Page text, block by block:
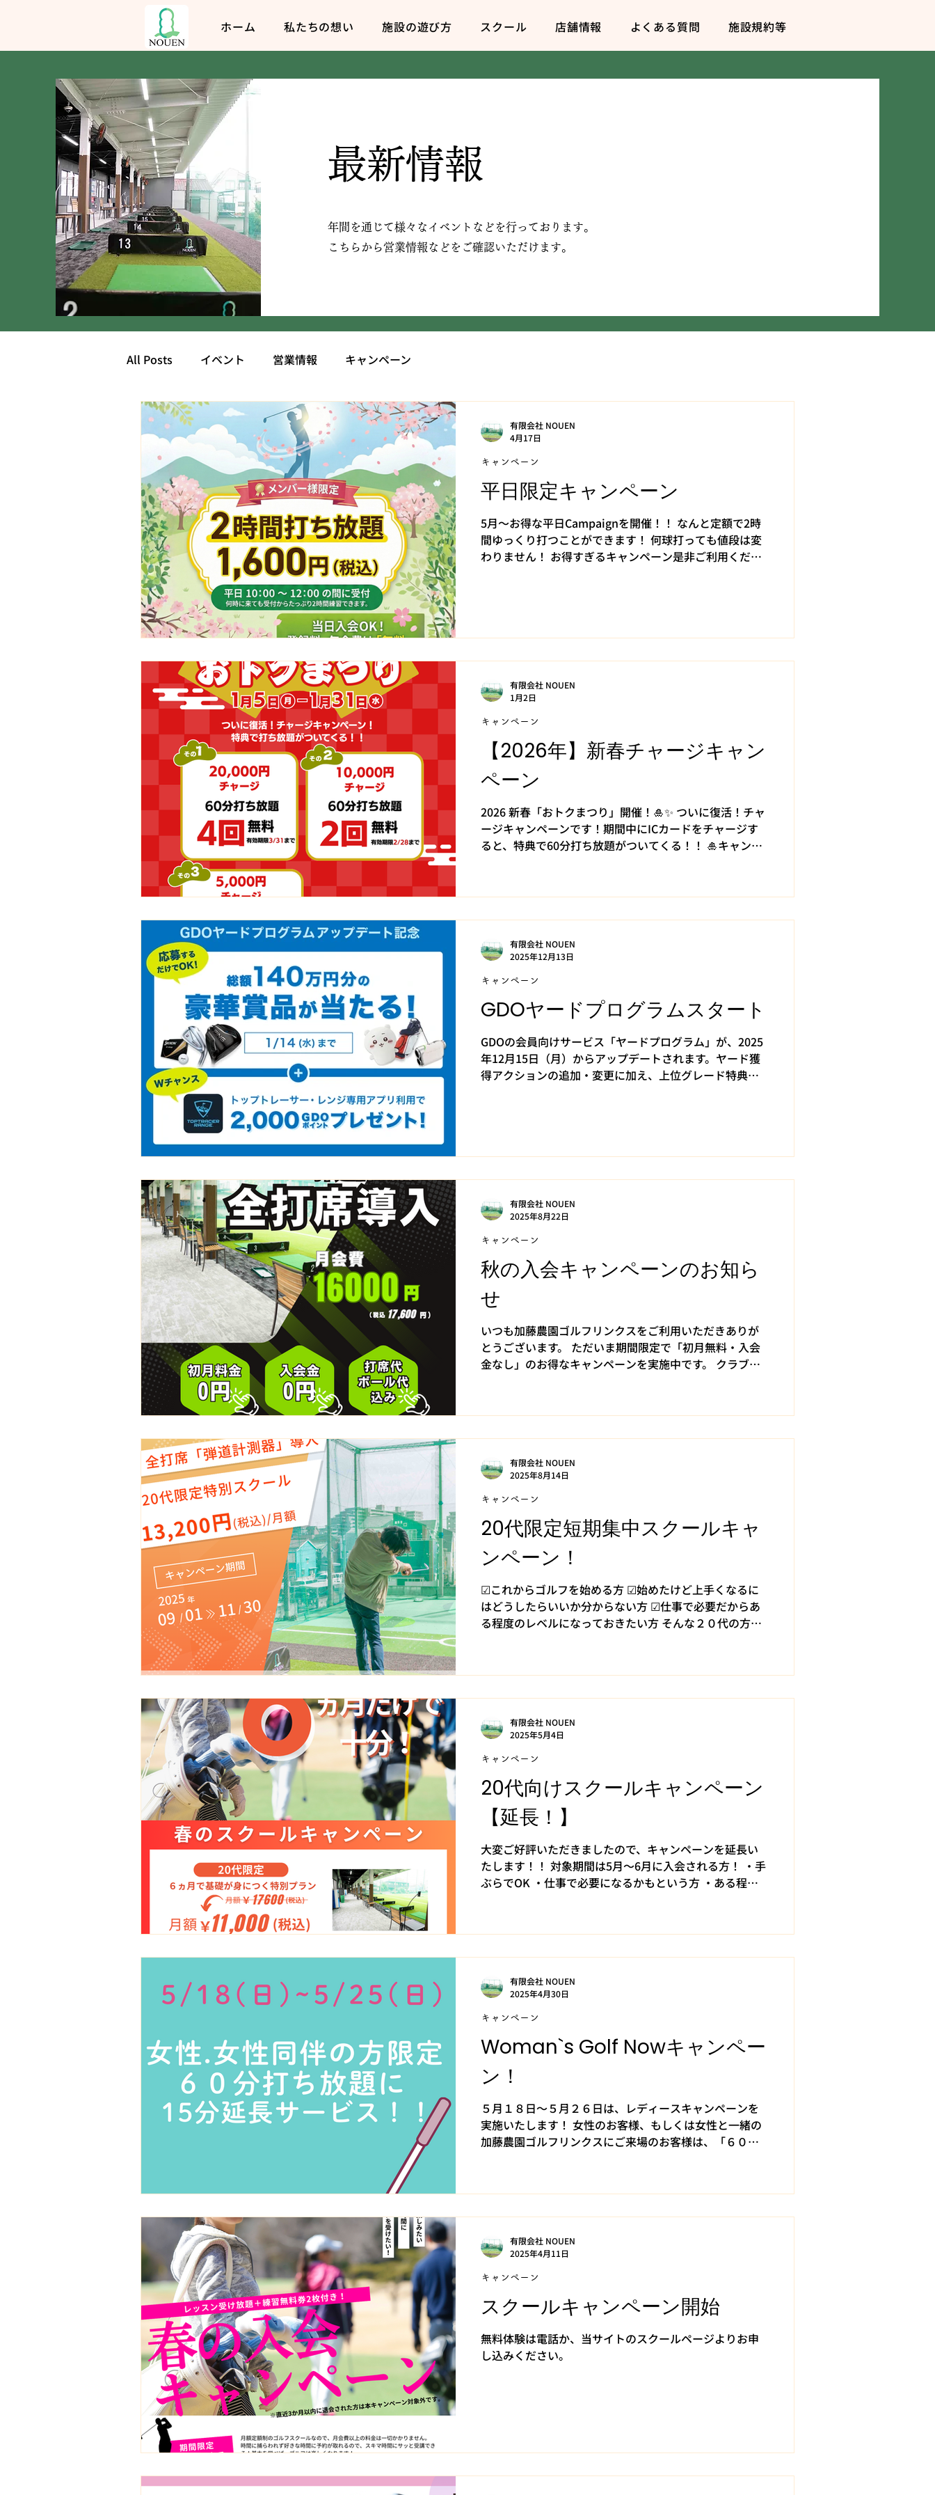
ホーム 私たちの想い 施設の遊び方 スクール 店舗情報 よくある質問 施設規約等
​最新情報
年間を通じて様々なイベントなどを行っております。
​こちらから営業情報などをご確認いただけます。
All Posts イベント 営業情報 キャンペーン
平日限定キャンペーン
5月～お得な平日Campaignを開催！！ なんと定額で2時
間ゆっくり打つことができます！ 何球打っても値段は変
わりません！ お得すぎるキャンペーン是非ご利用くださ
キャンペーン
有限会社 NOUEN
4月17日
【2026年】新春チャージキャン
ペーン
2026 新春「おトクまつり」開催！🎍✨ ついに復活！チャ
ージキャンペーンです！期間中にICカードをチャージす
ると、特典で60分打ち放題がついてくる！！ 🎍キャンペ
チャージ→ 60分打ち放題：4回無料（有効期限：3/31ま
打ち放題：1回無料（有効期限：2/28まで） 🎍参加方法
期間中にフロントでICカードをチャージするだけ！新年
のスタート、気持ちよく打ち始めましょう〜！🏌️‍♂️🏌️‍♀️ 🎍ご
超えるチャージはできませんのでご注意ください。
キャンペーン
有限会社 NOUEN
1月2日
GDOヤードプログラムスタート
GDOの会員向けサービス「ヤードプログラム」が、2025
年12月15日（月）からアップデートされます。ヤード獲
得アクションの追加・変更に加え、上位グレード特典も
入る仕組みも。（※アプリからの記事閲覧は対象外）。
② トップトレーサー・レンジ専用アプリの利用 打席の
ド獲得の対象に。 ③ ゴルフテックのヤード獲得方式が変
更 これまでの「チケット利用」ベースから、 支払い金額
に応じてヤードが貯まる方式 へ。 2）グレード特典もア
ップデート 上位会員様向けに、 オンラインセミナー招待
などの特典が追加されました。ダイヤモンド会員様は、
クラブフィッティング特別招待等も！ 【キャンペーンも
実施！！】 アップデートを記念して、2025年12月15日
（月）〜2026年1月14日（水） の期間でキ
キャンペーン
有限会社 NOUEN
2025年12月13日
秋の入会キャンペーンのお知ら
せ
いつも加藤農園ゴルフリンクスをご利用いただきありが
とうございます。 ただいま期間限定で「初月無料・入会
金なし」のお得なキャンペーンを実施中です。 クラブを
キャンペーン
有限会社 NOUEN
2025年8月22日
20代限定短期集中スクールキャ
ンペーン！
☑これからゴルフを始める方 ☑始めたけど上手くなるに
はどうしたらいいか分からない方 ☑仕事で必要だからあ
る程度のレベルになっておきたい方 そんな２０代の方を
キャンペーン
有限会社 NOUEN
2025年8月14日
20代向けスクールキャンペーン
【延長！】
大変ご好評いただきましたので、キャンペーンを延長い
たします！！ 対象期間は5月～6月に入会される方！ ・手
ぶらでOK ・仕事で必要になるかもという方 ・ある程度
キャンペーン
有限会社 NOUEN
2025年5月4日
Woman`s Golf Nowキャンペー
ン！
５月１８日～５月２６日は、レディースキャンペーンを
実施いたします！ 女性のお客様、もしくは女性と一緒の
加藤農園ゴルフリンクスにご来場のお客様は、「６０分
キャンペーン
有限会社 NOUEN
2025年4月30日
スクールキャンペーン開始
無料体験は電話か、当サイトのスクールページよりお申
し込みください。
キャンペーン
有限会社 NOUEN
2025年4月11日